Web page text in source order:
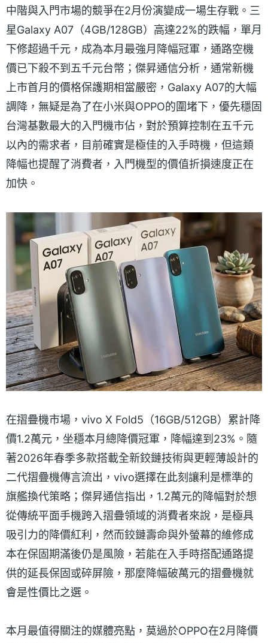
中階與入門市場的競爭在2月份演變成一場生存戰。三
星Galaxy A07（4GB/128GB）高達22%的跌幅，單月
下修超過千元，成為本月最強月降幅冠軍，通路空機
價已下殺不到五千元台幣；傑昇通信分析，通常新機
上市首月的價格保護期相當嚴密，Galaxy A07的大幅
調降，無疑是為了在小米與OPPO的圍堵下，優先穩固
台灣基數最大的入門機市佔，對於預算控制在五千元
以內的需求者，目前確實是極佳的入手時機，但這類
降幅也提醒了消費者，入門機型的價值折損速度正在
加快。
在摺疊機市場，vivo X Fold5（16GB/512GB）累計降
價1.2萬元，坐穩本月總降價冠軍，降幅達到23%。隨
著2026年春季多款搭載全新鉸鏈技術與更輕薄設計的
二代摺疊機傳言流出，vivo選擇在此刻讓利是標準的
旗艦換代策略；傑昇通信指出，1.2萬元的降幅對於想
從傳統平面手機跨入摺疊領域的消費者來說，是極具
吸引力的降價紅利，然而鉸鏈壽命與外螢幕的維修成
本在保固期滿後仍是風險，若能在入手時搭配通路提
供的延長保固或碎屏險，那麼降幅破萬元的摺疊機就
會是性價比之選。
本月最值得關注的媒體亮點，莫過於OPPO在2月降價